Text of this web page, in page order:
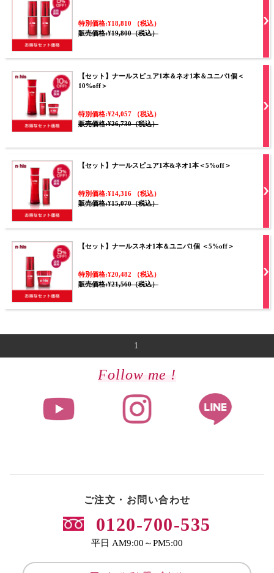
特別価格:¥18,810 （税込）
販売価格:¥19,800（税込）
【セット】ナールスピュア1本＆ネオ1本＆ユニバ1個＜
10%off＞
特別価格:¥24,057 （税込）
販売価格:¥26,730（税込）
【セット】ナールスピュア1本&ネオ1本＜5%off＞
特別価格:¥14,316 （税込）
販売価格:¥15,070（税込）
【セット】ナールスネオ1本＆ユニバ1個 ＜5%off＞
特別価格:¥20,482 （税込）
販売価格:¥21,560（税込）
1
Follow me !
ご注文・お問い合わせ
0120-700-535
平日 AM9:00～PM5:00